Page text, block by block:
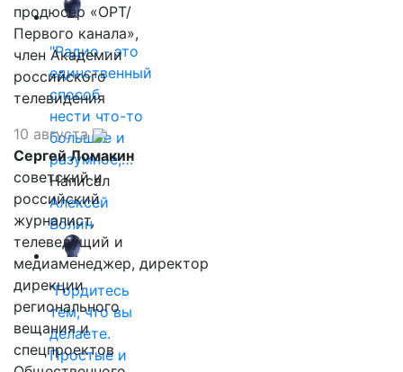
"Радио - это
единственный
способ
нести что-то
большое и
разумное,…
Написал
Алексей
Волин
"Гордитесь
тем, что вы
делаете.
Простые и
продюсер «ОРТ/
Первого канала»,
член Академии
российского
телевидения
10 августа
Сергей Ломакин
советский и
российский
журналист,
телеведущий и
медиаменеджер, директор
дирекции
регионального
вещания и
спецпроектов